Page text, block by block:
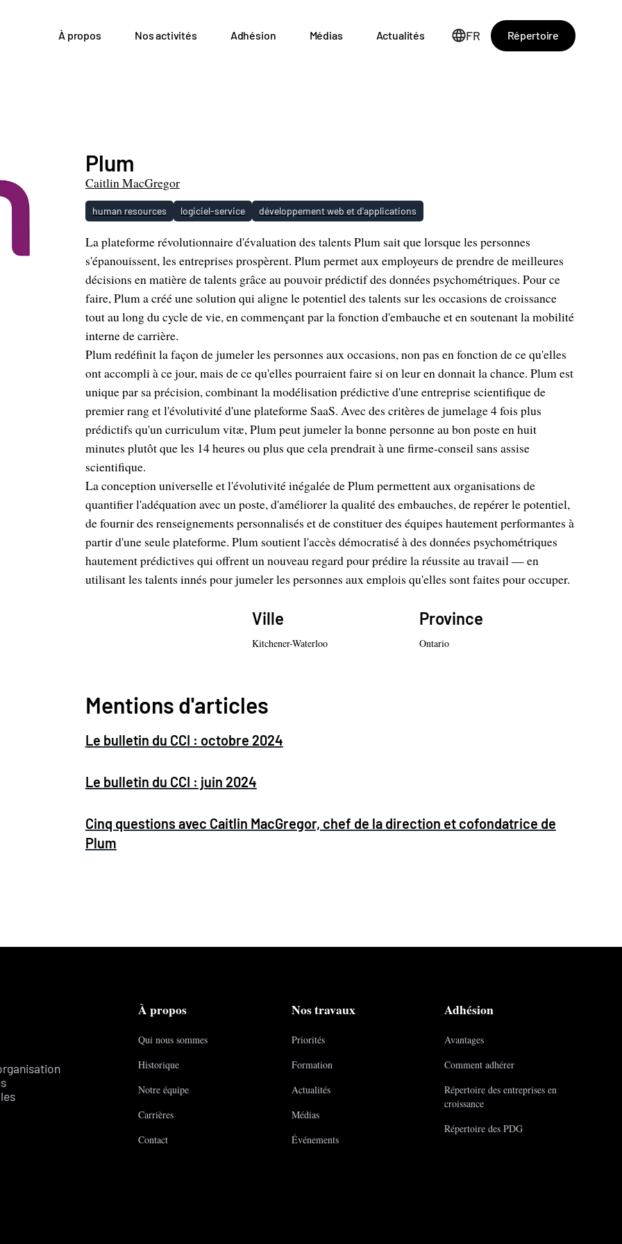
À propos Nos activités Adhésion Médias Actualités FR Répertoire
Plum
Caitlin MacGregor
human resources logiciel-service développement web et d'applications
La plateforme révolutionnaire d'évaluation des talents Plum sait que lorsque les personnes
s'épanouissent, les entreprises prospèrent. Plum permet aux employeurs de prendre de meilleures
décisions en matière de talents grâce au pouvoir prédictif des données psychométriques. Pour ce
faire, Plum a créé une solution qui aligne le potentiel des talents sur les occasions de croissance
tout au long du cycle de vie, en commençant par la fonction d'embauche et en soutenant la mobilité
interne de carrière.
Plum redéfinit la façon de jumeler les personnes aux occasions, non pas en fonction de ce qu'elles
ont accompli à ce jour, mais de ce qu'elles pourraient faire si on leur en donnait la chance. Plum est
unique par sa précision, combinant la modélisation prédictive d'une entreprise scientifique de
premier rang et l'évolutivité d'une plateforme SaaS. Avec des critères de jumelage 4 fois plus
prédictifs qu'un curriculum vitæ, Plum peut jumeler la bonne personne au bon poste en huit
minutes plutôt que les 14 heures ou plus que cela prendrait à une firme-conseil sans assise
scientifique.
La conception universelle et l'évolutivité inégalée de Plum permettent aux organisations de
quantifier l'adéquation avec un poste, d'améliorer la qualité des embauches, de repérer le potentiel,
de fournir des renseignements personnalisés et de constituer des équipes hautement performantes à
partir d'une seule plateforme. Plum soutient l'accès démocratisé à des données psychométriques
hautement prédictives qui offrent un nouveau regard pour prédire la réussite au travail — en
utilisant les talents innés pour jumeler les personnes aux emplois qu'elles sont faites pour occuper.
Ville
Kitchener-Waterloo
Province
Ontario
Mentions d'articles
Le bulletin du CCI : octobre 2024
Le bulletin du CCI : juin 2024
Cinq questions avec Caitlin MacGregor, chef de la direction et cofondatrice de
Plum
À propos
Qui nous sommes
Historique
Notre équipe
Carrières
Contact
Nos travaux
Priorités
Formation
Actualités
Médias
Événements
Adhésion
Avantages
Comment adhérer
Répertoire des entreprises en
croissance
Répertoire des PDG